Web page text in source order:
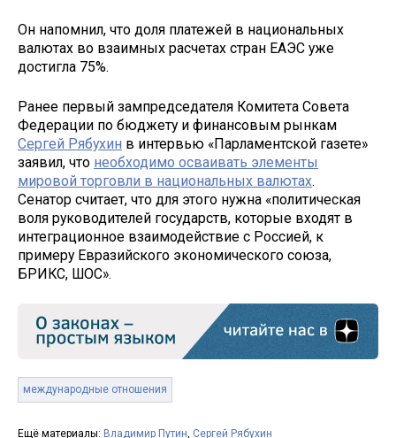
Он напомнил, что доля платежей в национальных
валютах во взаимных расчетах стран ЕАЭС уже
достигла 75%.
Ранее первый зампредседателя Комитета Совета
Федерации по бюджету и финансовым рынкам
Сергей Рябухин в интервью «Парламентской газете»
заявил, что необходимо осваивать элементы
мировой торговли в национальных валютах.
Сенатор считает, что для этого нужна «политическая
воля руководителей государств, которые входят в
интеграционное взаимодействие с Россией, к
примеру Евразийского экономического союза,
БРИКС, ШОС».
международные отношения
Ещё материалы: Владимир Путин, Сергей Рябухин